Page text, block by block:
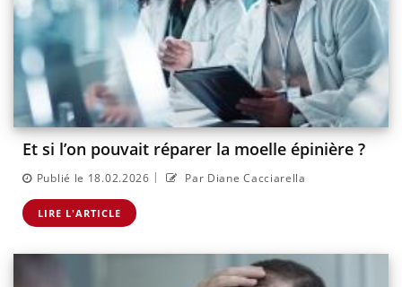
Et si l’on pouvait réparer la moelle épinière ?
Publié le 18.02.2026 | Par Diane Cacciarella
LIRE L'ARTICLE